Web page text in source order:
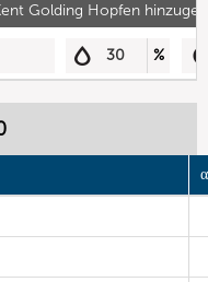
Golding Hopfen
30 %